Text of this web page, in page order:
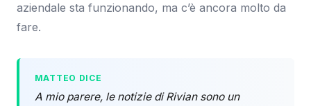
aziendale sta funzionando, ma c’è ancora molto da
fare.
MATTEO DICE
A mio parere, le notizie di Rivian sono un